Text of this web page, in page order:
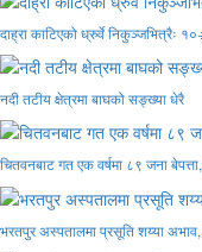
दाह्रा काटिएको ध्रुर्वे निकुञ्जभित्रैः
नदी तटीय क्षेत्रमा बाघको सङ्ख्या धेरै
चितवनबाट गत एक वर्षमा ८९ जना
भरतपुर अस्पतालमा प्रसूति शय्या अभाव,